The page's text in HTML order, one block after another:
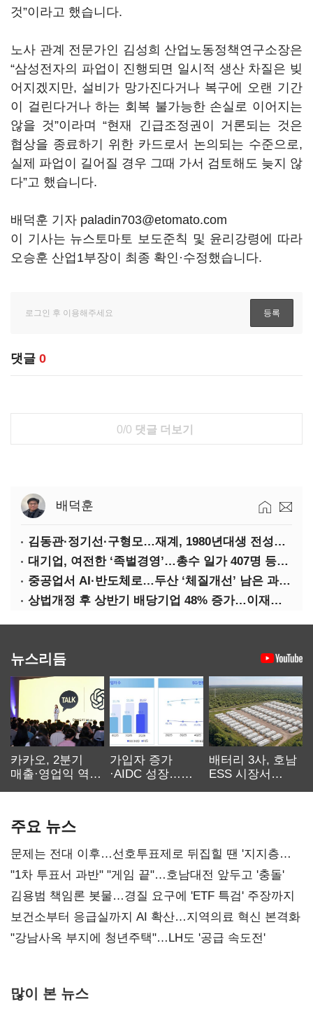
것”이라고 했습니다.
노사 관계 전문가인 김성희 산업노동정책연구소장은
“삼성전자의 파업이 진행되면 일시적 생산 차질은 빚
어지겠지만, 설비가 망가진다거나 복구에 오랜 기간
이 걸린다거나 하는 회복 불가능한 손실로 이어지는
않을 것”이라며“현재 긴급조정권이 거론되는 것은
협상을 종료하기 위한 카드로서 논의되는 수준으로,
실제 파업이 길어질 경우 그때 가서 검토해도 늦지 않
다”고 했습니다.
배덕훈 기자 paladin703@etomato.com
이 기사는 뉴스토마토 보도준칙 및 윤리강령에 따라
오승훈 산업1부장이 최종 확인·수정했습니다.
댓글 0
0/0 댓글 더보기
배덕훈
김동관·정기선·구형모…재계, 1980년대생 전성시대
대기업, 여전한 ‘족벌경영’…총수 일가 407명 등기임원
중공업서 AI·반도체로…두산 ‘체질개선’ 남은 과제는
상법개정 후 상반기 배당기업 48% 증가…이재용 배당액 728억 1위
뉴스리듬
카카오, 2분기
매출·영업익 역대
가입자 증가
·AIDC 성장…
배터리 3사, 호남
ESS 시장서
주요 뉴스
문제는 전대 이후…선호투표제로 뒤집힐 땐 '지지층
불복'
"1차 투표서 과반" "게임 끝"…호남대전 앞두고 '충돌'
김용범 책임론 봇물…경질 요구에 'ETF 특검' 주장까지
보건소부터 응급실까지 AI 확산…지역의료 혁신 본격화
"강남사옥 부지에 청년주택"…LH도 '공급 속도전'
많이 본 뉴스